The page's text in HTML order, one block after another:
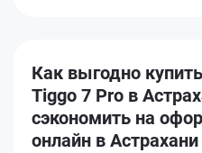
Как выгодно
Tiggo 7 Pro в
сэкономить на
онлайн в Астрахани